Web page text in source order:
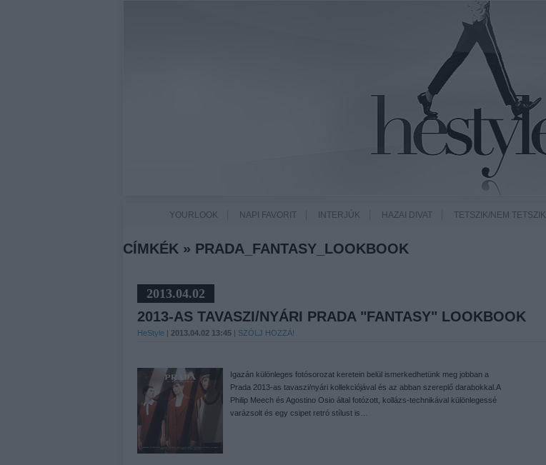
YOURLOOK NAPI FAVORIT INTERJÚK HAZAI DIVAT TETSZIK/NEM TETSZIK
CÍMKÉK » PRADA_FANTASY_LOOKBOOK
2013.04.02
2013-AS TAVASZI/NYÁRI PRADA "FANTASY" LOOKBOOK
HeStyle | 2013.04.02 13:45 | SZÓLJ HOZZÁ!
Igazán különleges fotósorozat keretein belül ismerkedhetünk meg jobban a
Prada 2013-as tavaszi/nyári kollekciójával és az abban szereplő darabokkal.A
Philip Meech és Agostino Osio által fotózott, kollázs-technikával különlegessé
varázsolt és egy csipet retró stílust is…